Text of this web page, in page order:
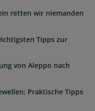
retten wir niemanden
Tipps zur
von Aleppo nach
Praktische Tipps